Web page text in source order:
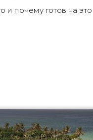
и почему готов на это